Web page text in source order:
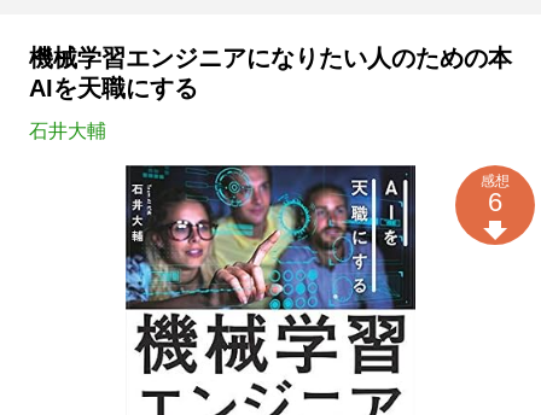
機械学習エンジニアになりたい人のための本
AIを天職にする
石井大輔
感想
6